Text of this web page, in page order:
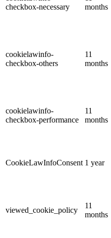
checkbox-necessary
months
cookielawinfo-
checkbox-others
11
months
cookielawinfo-
checkbox-performance
11
months
CookieLawInfoConsent 1 year
viewed_cookie_policy
11
months